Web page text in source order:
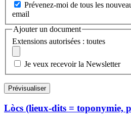
Prévenez-moi de tous les
email
Ajouter un document
Extensions autorisées : toutes
Je veux recevoir la Newsletter
Lòcs (lieux-dits = toponymie,